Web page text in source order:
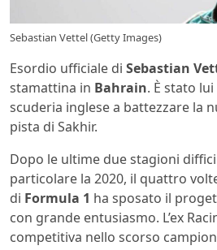
Sebastian Vettel (Getty Images)
Esordio ufficiale di Sebastian
stamattina in Bahrain. È stato
scuderia inglese a battezzare la
pista di Sakhir.
Dopo le ultime due stagioni
particolare la 2020, il quattro
di Formula 1 ha sposato il
con grande entusiasmo. L’ex
competitiva nello scorso